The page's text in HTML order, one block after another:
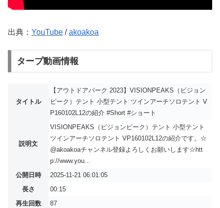
出典： YouTube /akoakoa
タープ動画情報
タイトル
【アウトドアパーク 2023】VISIONPEAKS（ビジョン
ピーク）テント 小型テント ツインアーチソロテント V
P160102L12の紹介 #Short #ショート
説明文
VISIONPEAKS（ビジョンピーク）テント 小型テント
ツインアーチソロテント VP160102L12の紹介です。☆
@akoakoaチャンネル登録よろしくお願いします☆htt
p://www.you...
公開日時
2025-11-21 06:01:05
長さ
00:15
再生回数
87